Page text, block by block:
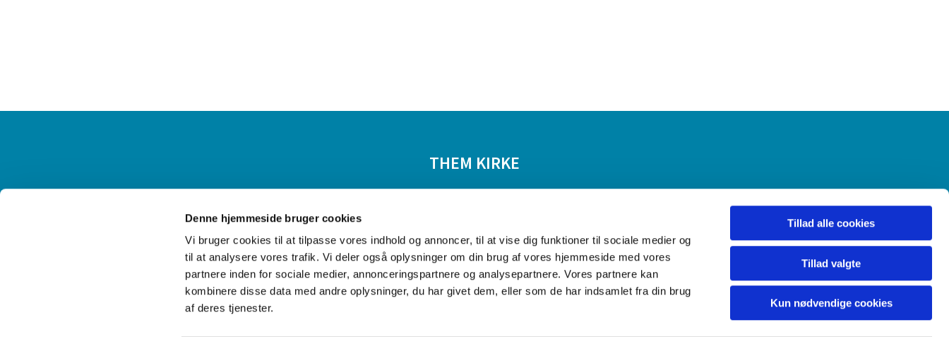
Denne hjemmeside bruger cookies
Vi bruger cookies til at tilpasse vores indhold og annoncer, til at vise dig funktioner til sociale medier og
til at analysere vores trafik. Vi deler også oplysninger om din brug af vores hjemmeside med vores
partnere inden for sociale medier, annonceringspartnere og analysepartnere. Vores partnere kan
kombinere disse data med andre oplysninger, du har givet dem, eller som de har indsamlet fra din brug
af deres tjenester.
Tillad alle cookies
Tillad valgte
Kun nødvendige cookies
THEM KIRKE
Menighedsråd